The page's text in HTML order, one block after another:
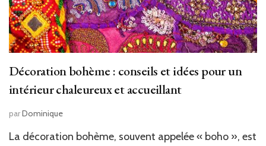
Décoration bohème : conseils et idées pour un
intérieur chaleureux et accueillant
parDominique
La décoration bohème, souvent appelée « boho », est